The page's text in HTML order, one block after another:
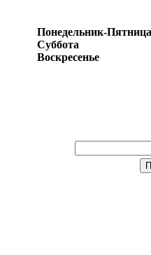
Понедельник-Пятница
Суббота
Воскресенье